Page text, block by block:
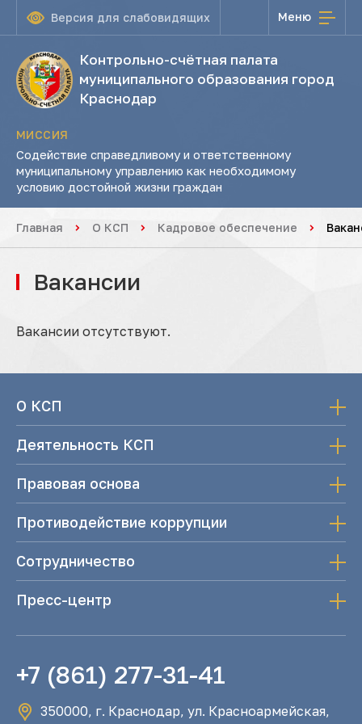
Версия для слабовидящих Меню
Контрольно-счётная палата
муниципального образования город
Краснодар
МИССИЯ
Содействие справедливому и ответственному
муниципальному управлению как необходимому
условию достойной жизни граждан
Главная О КСП Кадровое обеспечение
Вакансии
Вакансии отсутствуют.
О КСП
Деятельность КСП
Правовая основа
Противодействие коррупции
Сотрудничество
Пресс-центр
+7 (861) 277-31-41
350000, г. Краснодар, ул. Красноармейская,